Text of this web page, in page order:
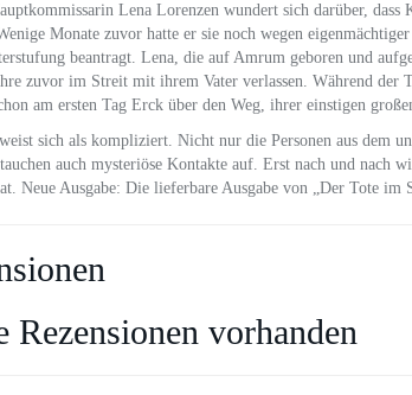
Lena Lorenzen wundert sich darüber,
Monate zuvor hatte er sie noch wegen
beantragt. Lena, die auf Amrum geboren und
zuvor im Streit mit ihrem Vater verlassen. Während
am ersten Tag Erck über den Weg, ihrer einstigen
sich als kompliziert. Nicht nur die Personen aus dem
auch mysteriöse Kontakte auf. Erst nach und nach
Neue Ausgabe: Die lieferbare Ausgabe von „Der Tote
Rezensionen vorhanden